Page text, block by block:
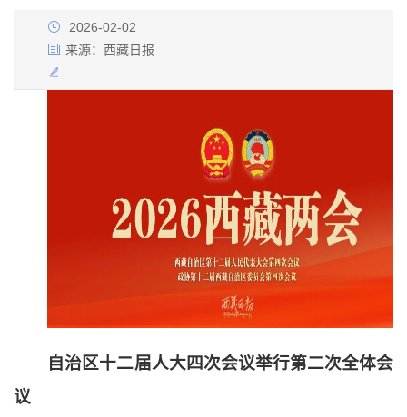
2026-02-02
来源： 西藏日报
自治区十二届人大四次会议举行第二次全体会
议